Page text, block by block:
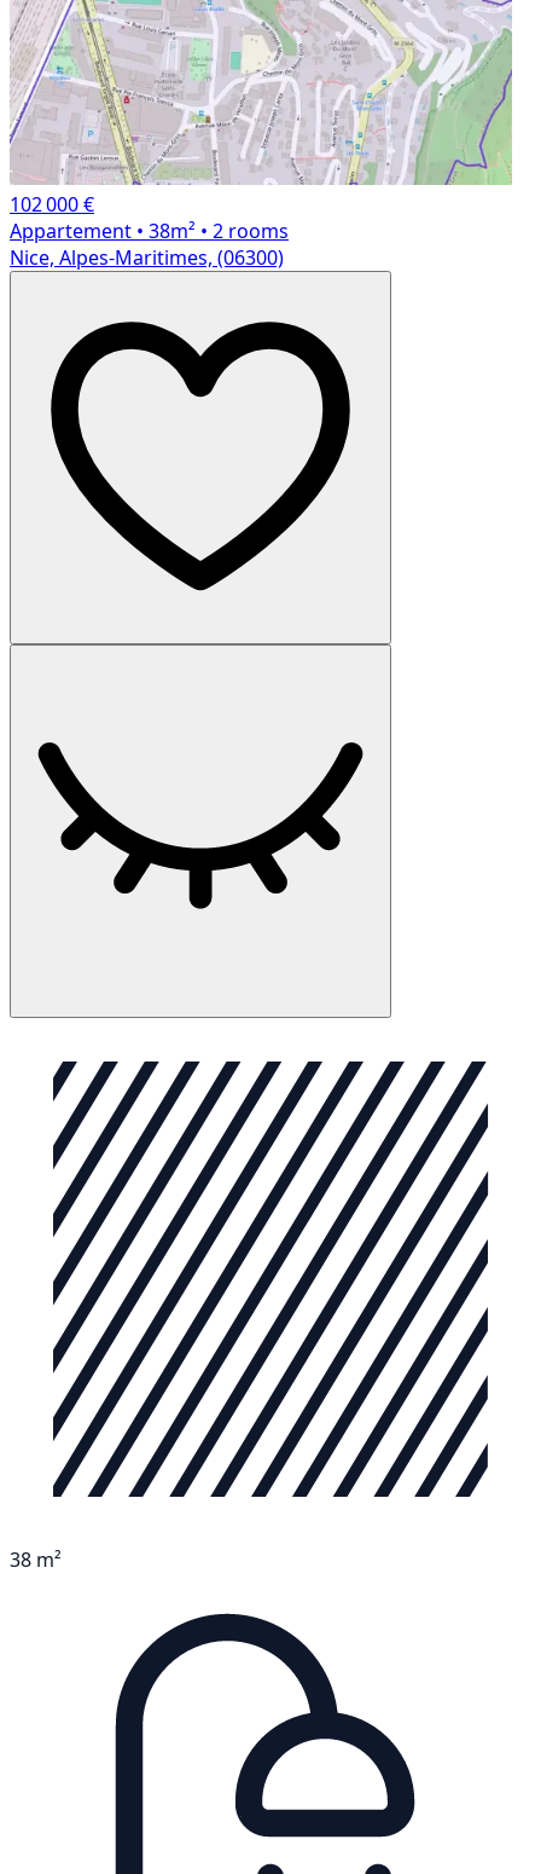
102 000 €
Appartement • 38m² • 2 rooms
Nice, Alpes-Maritimes, (06300)
38 m²